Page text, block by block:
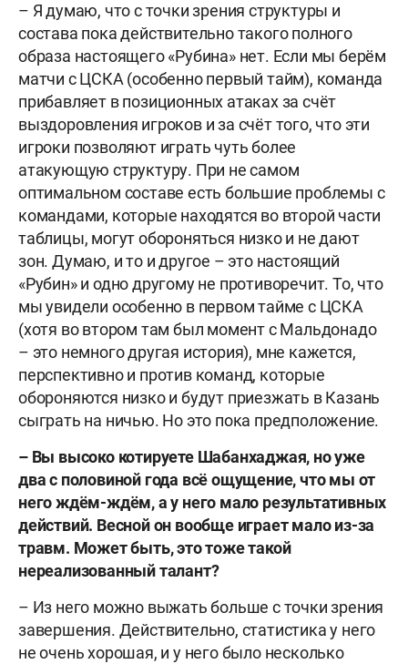
– Я думаю, что с точки зрения структуры и
состава пока действительно такого полного
образа настоящего «Рубина» нет. Если мы берём
матчи с ЦСКА (особенно первый тайм), команда
прибавляет в позиционных атаках за счёт
выздоровления игроков и за счёт того, что эти
игроки позволяют играть чуть более
атакующую структуру. При не самом
оптимальном составе есть большие проблемы с
командами, которые находятся во второй части
таблицы, могут обороняться низко и не дают
зон. Думаю, и то и другое – это настоящий
«Рубин» и одно другому не противоречит. То, что
мы увидели особенно в первом тайме с ЦСКА
(хотя во втором там был момент с Мальдонадо
– это немного другая история), мне кажется,
перспективно и против команд, которые
обороняются низко и будут приезжать в Казань
сыграть на ничью. Но это пока предположение.
– Вы высоко котируете Шабанхаджая, но уже
два с половиной года всё ощущение, что мы от
него ждём-ждём, а у него мало результативных
действий. Весной он вообще играет мало из-за
травм. Может быть, это тоже такой
нереализованный талант?
– Из него можно выжать больше с точки зрения
завершения. Действительно, статистика у него
не очень хорошая, и у него было несколько